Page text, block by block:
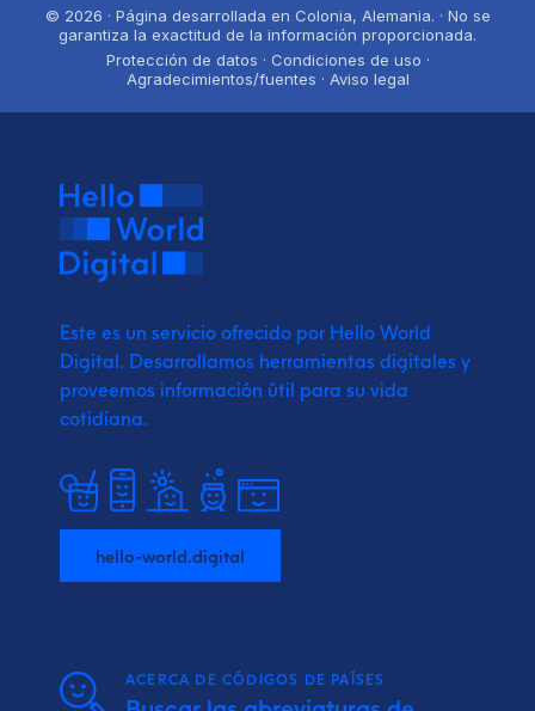
© 2026 · Página desarrollada en Colonia, Alemania. · No se
garantiza la exactitud de la información proporcionada.
Protección de datos · Condiciones de uso ·
Agradecimientos/fuentes · Aviso legal
Este es un servicio ofrecido por Hello World
Digital. Desarrollamos herramientas digitales y
proveemos información útil para su vida
cotidiana.
hello-world.digital
ACERCA DE CÓDIGOS DE PAÍSES